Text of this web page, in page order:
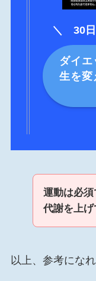
＼ 30日
ダイエ
生を変
運動は必須
代謝を上げ
以上、参考にな